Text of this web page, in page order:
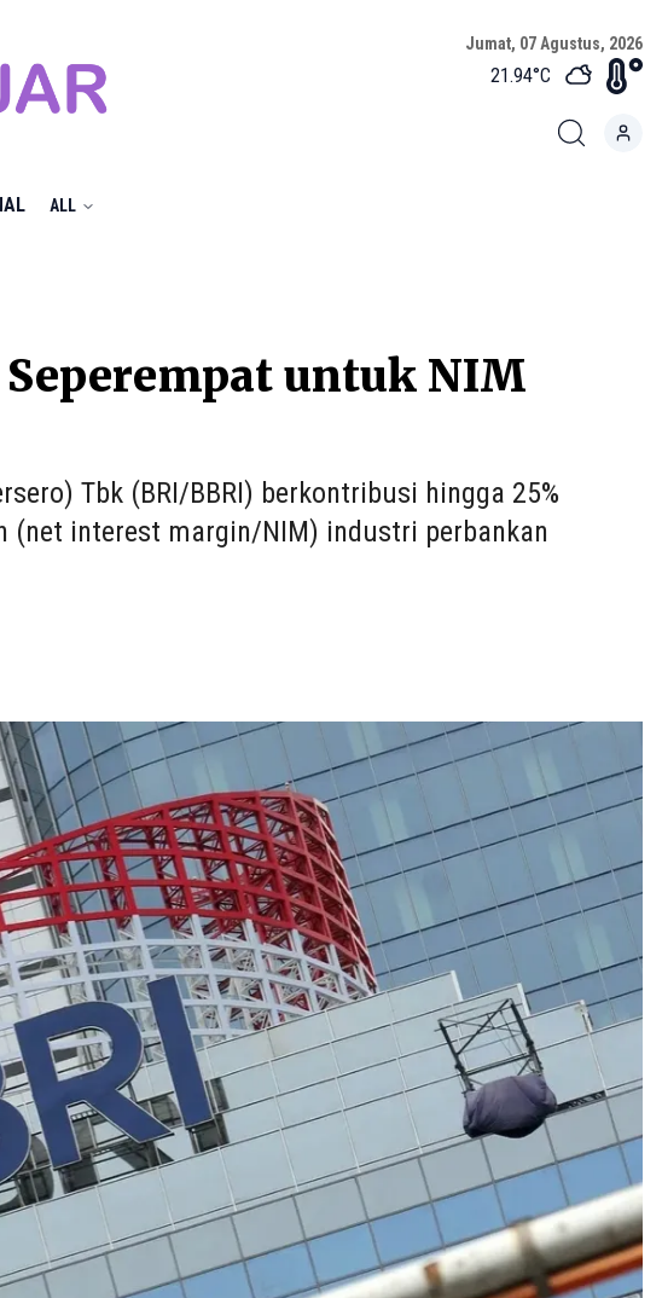
Jumat, 07 Agustus, 2026
21.94°C
ALL
untuk NIM
Tbk (BRI/BBRI) berkontribusi hingga 25%
(net interest margin/NIM) industri perbankan